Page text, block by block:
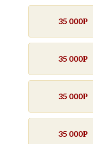
35 000Р
35 000Р
35 000Р
35 000Р